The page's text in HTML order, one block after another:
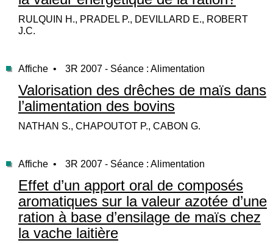
RULQUIN H., PRADEL P., DEVILLARD E., ROBERT
J.C.
Affiche • 3R 2007 - Séance : Alimentation
Valorisation des drêches de maïs dans
l’alimentation des bovins
NATHAN S., CHAPOUTOT P., CABON G.
Affiche • 3R 2007 - Séance : Alimentation
Effet d’un apport oral de composés
aromatiques sur la valeur azotée d’une
ration à base d’ensilage de maïs chez
la vache laitière